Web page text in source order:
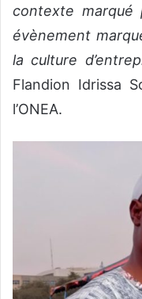
contexte marqué
évènement
la culture
Flandion Idrissa
l’ONEA.